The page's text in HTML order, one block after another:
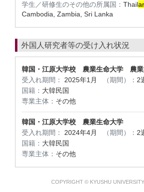
学生／研修生のその他の所属国： Thail
Cambodia, Zambia, Sri Lanka
外国人研究者等の受け入れ状況
韓国・江原大学校 農業生命大学 農業
受入れ期間：
2025年1月 （期間）： 2
国籍： 大韓民国
専業主体： その他
韓国・江原大学校 農業生命大学
受入れ期間：
2024年4月 （期間）： 2
国籍： 大韓民国
専業主体： その他
COPYRIGHT © KYUSHU